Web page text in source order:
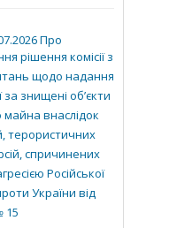
Про
рішення комісії з
щодо надання
за знищені об’єкти
внаслідок
терористичних
спричинених
Російської
України від
15